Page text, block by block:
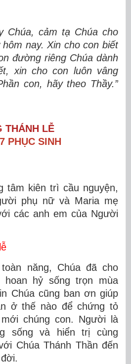
Chúa, cảm tạ Chúa cho
hôm nay. Xin cho con biết
đường riêng Chúa dành
t, xin cho con luôn vâng
ần con, hãy theo Thầy.”
THÁNH LỄ
PHỤC SINH
tâm kiên trì cầu nguyện,
phụ nữ và Maria mẹ
các anh em của Người
năng, Chúa đã cho
hoan hỷ sống trọn mùa
Chúa cũng ban ơn giúp
ở thế nào để chứng tỏ
chúng con. Người là
sống và hiển trị cùng
Chúa Thánh Thần đến